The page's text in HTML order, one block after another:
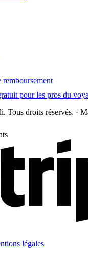
remboursement
pour les pros du
Tous droits réservés. ·
légales